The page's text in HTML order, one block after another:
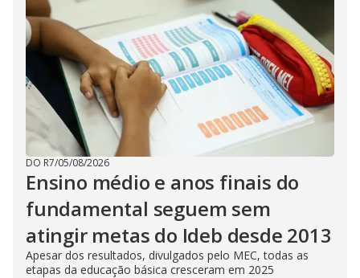
DO R7/05/08/2026
Ensino médio e anos finais do
fundamental seguem sem
atingir metas do Ideb desde 2013
Apesar dos resultados, divulgados pelo MEC, todas as
etapas da educação básica cresceram em 2025